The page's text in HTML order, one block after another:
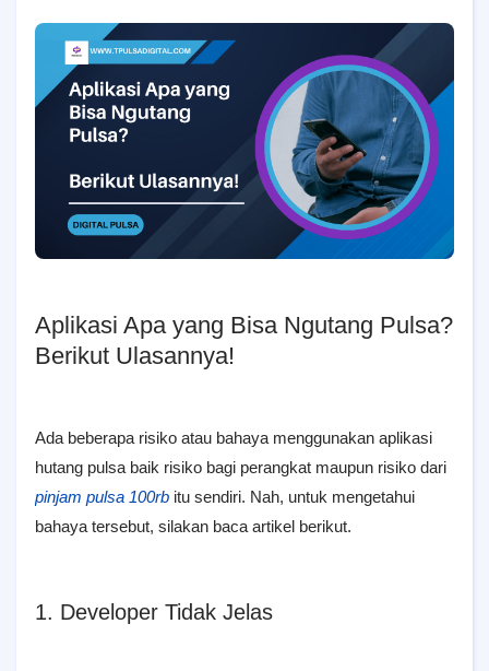
Aplikasi Apa yang Bisa Ngutang Pulsa?
Berikut Ulasannya!
Ada beberapa risiko atau bahaya menggunakan aplikasi
hutang pulsa baik risiko bagi perangkat maupun risiko dari
pinjam pulsa 100rb itu sendiri. Nah, untuk mengetahui
bahaya tersebut, silakan baca artikel berikut.
1. Developer Tidak Jelas